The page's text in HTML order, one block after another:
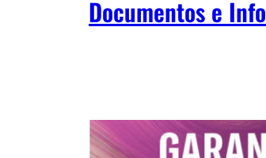
Documentos e